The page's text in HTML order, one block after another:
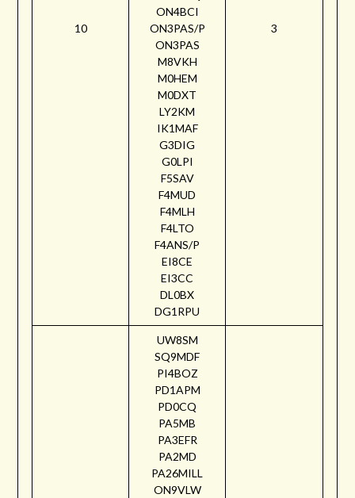
10
ON4BCI
ON3PAS/P
ON3PAS
M8VKH
M0HEM
M0DXT
LY2KM
IK1MAF
G3DIG
G0LPI
F5SAV
F4MUD
F4MLH
F4LTO
F4ANS/P
EI8CE
EI3CC
DL0BX
DG1RPU
3
UW8SM
SQ9MDF
PI4BOZ
PD1APM
PD0CQ
PA5MB
PA3EFR
PA2MD
PA26MILL
ON9VLW